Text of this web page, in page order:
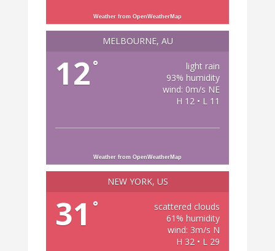
Weather from OpenWeatherMap
MELBOURNE, AU
12 °
light rain
93% humidity
wind: 0m/s NE
H 12 • L 11
Weather from OpenWeatherMap
NEW YORK, US
31 °
scattered clouds
61% humidity
wind: 3m/s N
H 32 • L 29